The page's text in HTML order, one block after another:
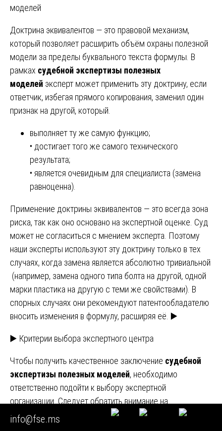
моделей
Доктрина эквивалентов — это правовой механизм,
который позволяет расширить объём охраны полезной
модели за пределы буквального текста формулы. В
рамках судебной экспертизы полезных
моделей эксперт может применить эту доктрину, если
ответчик, избегая прямого копирования, заменил один
признак на другой, который.
выполняет ту же самую функцию;
• достигает того же самого технического
результата;
• является очевидным для специалиста (замена
равноценна).
Применение доктрины эквивалентов — это всегда зона
риска, так как оно основано на экспертной оценке. Суд
может не согласиться с мнением эксперта. Поэтому
наши эксперты используют эту доктрину только в тех
случаях, когда замена является абсолютно тривиальной
(например, замена одного типа болта на другой, одной
марки пластика на другую с теми же свойствами). В
спорных случаях они рекомендуют патентообладателю
вносить изменения в формулу, расширяя её. ▶️
▶️ Критерии выбора экспертного центра
Чтобы получить качественное заключение судебной
экспертизы полезных моделей, необходимо
ответственно подойти к выбору экспертной
организации. Следует обратить внимание на
следующие моменты.
info@fse.ms